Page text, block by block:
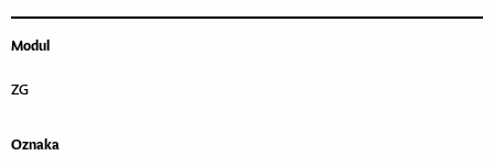
Modul
ZG
Oznaka